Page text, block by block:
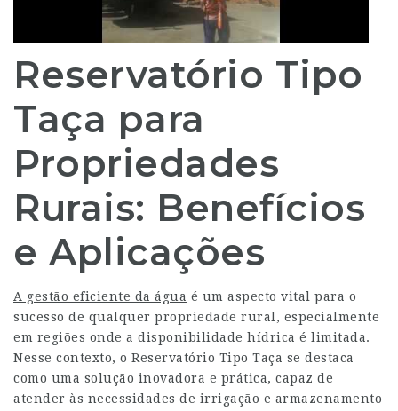
Reservatório Tipo
Taça para
Propriedades
Rurais: Benefícios
e Aplicações
A gestão eficiente da água é um aspecto vital para o
sucesso de qualquer propriedade rural, especialmente
em regiões onde a disponibilidade hídrica é limitada.
Nesse contexto, o Reservatório Tipo Taça se destaca
como uma solução inovadora e prática, capaz de
atender às necessidades de irrigação e armazenamento